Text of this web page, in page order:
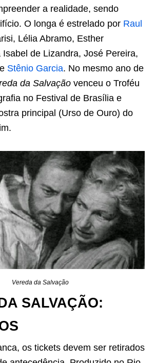
a realidade, sendo
O longa é estrelado por Raul
Lélia Abramo, Esther
Isabel de Lizandra, José Pereira,
Stênio Garcia. No mesmo ano de
da Salvação venceu o Troféu
no Festival de Brasília e
principal (Urso de Ouro) do
Vereda da Salvação
SALVAÇÃO:
os tickets devem ser retirados